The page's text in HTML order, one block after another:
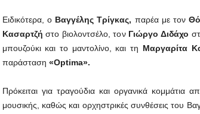
Ειδικότερα, ο Βαγγέλης Τρίγκας, παρέα με τον
Κασαρτζή στο βιολοντσέλο, τον Γιώργο Διδάχο
μπουζούκι και το μαντολίνο, και τη Μαργαρίτα
παράσταση «Optima».
Πρόκειται για τραγούδια και οργανικά κομμάτια
μουσικής, καθώς και ορχηστρικές συνθέσεις του